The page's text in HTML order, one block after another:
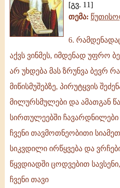
[გვ. 11]
თემა:
რამდენადაც
ზომიერი
ცხოვრება
აქვს
ვინმეს,
იმდენად
უფრო
ბედნიერია
იგი,
რადგან
არ
6.
აქვს ვინმეს, იმდენად უფრო
არ უხდება მას ზრუნვა ბევრ
მიწისმუშებზე, პირუტყვის
მილურსმულები და ამათგან
სირთულეებში
ჩვენი თავმოთნეობითი
სიკვდილი ირწყვება და
წყვდიადში ცოდვებით
ჩვენი თავი